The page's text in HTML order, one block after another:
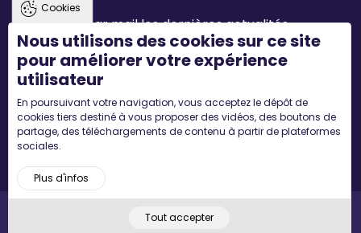
Recevez par mail les dernières actualités.
S'inscrire
Suivez-nous
Mentions légales
Cookies
Nous utilisons des cookies sur ce site
pour améliorer votre expérience
utilisateur
En poursuivant votre navigation, vous acceptez le dépôt de
cookies tiers destiné à vous proposer des vidéos, des boutons de
partage, des téléchargements de contenu à partir de plateformes
sociales.
Plus d'infos
Tout accepter